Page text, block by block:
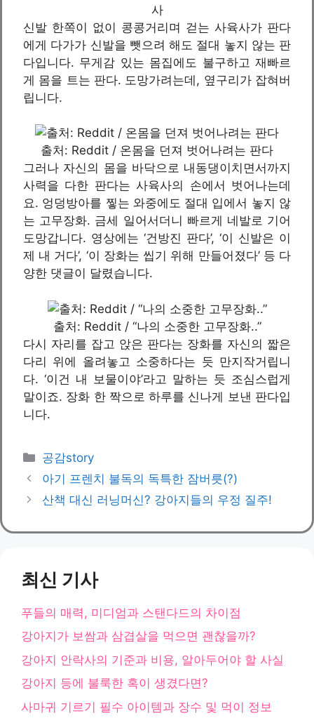
사
신발 한쪽이 없이 콩콩거리며 걷는 사육사가 판다
에게 다가가 신발을 뺏으려 해도 절대 놓지 않는 판
다입니다. 무게감 있는 몸집에도 불구하고 재빠르
게 몸을 트는 판다. 도망가려는데, 옆구리가 잡혀버
립니다.
출처: Reddit / 온몸을 던져 벗어나려는 판다
그러나 자신의 몸을 바닥으로 내동댕이치면서까지
사력을 다한 판다는 사육사의 손에서 벗어나는데
요. 엉덩방아를 찧는 와중에도 절대 입에서 놓지 않
는 고무장화. 금세 일어서더니 빠르게 네발로 기어
도망갑니다. 영상에는 ‘건방진 판다’, ‘이 신발은 이
제 내 거다’, ‘이 장화는 씹기 위해 만들어졌다’ 등 다
양한 댓글이 달렸습니다.
출처: Reddit / “나의 소중한 고무장화..”
다시 자리를 잡고 앉은 판다는 장화를 자신의 짧은
다리 위에 올려놓고 소중하다는 듯 만지작거립니
다. ‘이건 내 보물이야’라고 말하는 듯 조심스럽게
말이죠. 장화 한 짝으로 하루를 신나게 보낸 판다입
니다.
카
테
고
리
공감story
아기 프렌치 불독의 독특한 잠버릇(?)
산책 대신 러닝머신? 강아지들의 우정 질주!
최신 기사
푸들의 매력, 미디엄과 스탠다드의 차이점
강아지가 보쌈과 삼겹살을 먹으면 괜찮을까?
강아지 안락사의 기준과 비용, 알아두어야 할 사실
강아지 등에 불룩한 혹이 생겼다면?
사마귀 기르기 필수 아이템과 장수 및 먹이 정보